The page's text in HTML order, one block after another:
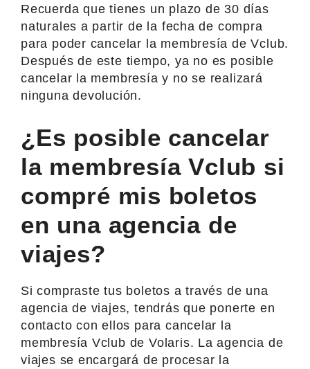
Recuerda que tienes un plazo de 30 días
naturales a partir de la fecha de compra
para poder cancelar la membresía de Vclub.
Después de este tiempo, ya no es posible
cancelar la membresía y no se realizará
ninguna devolución.
¿Es posible cancelar
la membresía Vclub si
compré mis boletos
en una agencia de
viajes?
Si compraste tus boletos a través de una
agencia de viajes, tendrás que ponerte en
contacto con ellos para cancelar la
membresía Vclub de Volaris. La agencia de
viajes se encargará de procesar la